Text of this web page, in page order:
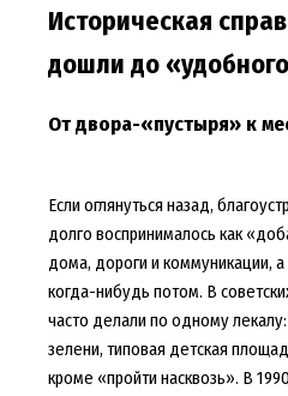
Историческая
дошли до
От двора-«пустыря» к
Если оглянуться назад,
долго воспринималось как
дома, дороги и коммуникации,
когда-нибудь потом. В
часто делали по одному
зелени, типовая детская
кроме «пройти насквозь». В